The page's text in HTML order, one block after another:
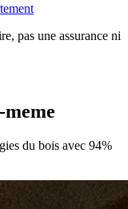
pas une assurance ni
meme
du bois avec 94%